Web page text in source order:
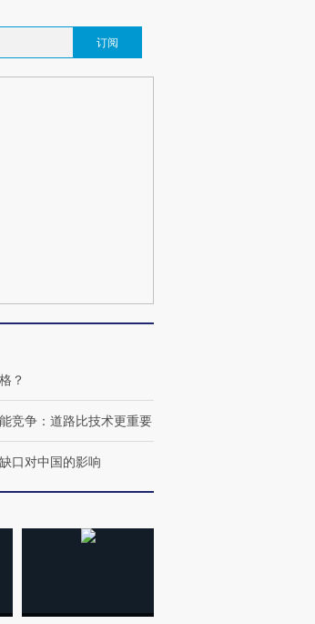
订阅
？
竞争：道路比技术更重要
口对中国的影响